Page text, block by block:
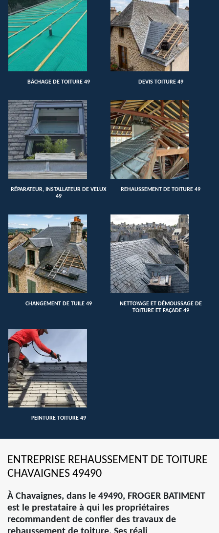
BÂCHAGE DE TOITURE 49 DEVIS TOITURE 49
RÉPARATEUR, INSTALLATEUR DE VELUX
49
REHAUSSEMENT DE TOITURE 49
CHANGEMENT DE TUILE 49
NETTOYAGE ET DÉMOUSSAGE DE
TOITURE ET FAÇADE 49
PEINTURE TOITURE 49
ENTREPRISE REHAUSSEMENT DE TOITURE
CHAVAIGNES 49490
À Chavaignes, dans le 49490, FROGER BATIMENT
est le prestataire à qui les propriétaires
recommandent de confier des travaux de